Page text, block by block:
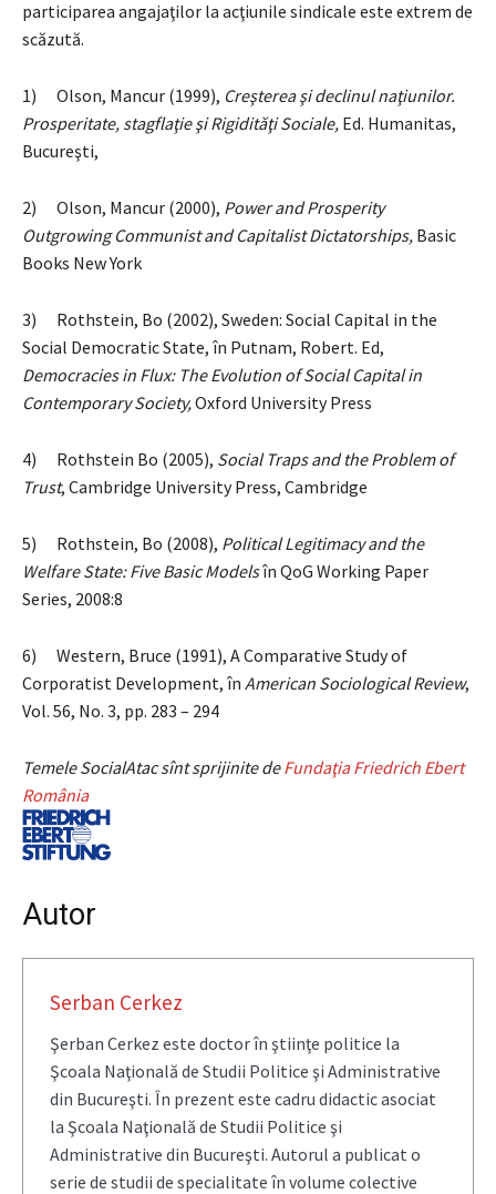
participarea angajaţilor la acţiunile sindicale este extrem de
scăzută.
1) Olson, Mancur (1999), Creşterea şi declinul naţiunilor.
Prosperitate, stagflaţie şi Rigidităţi Sociale, Ed. Humanitas,
Bucureşti,
2) Olson, Mancur (2000), Power and Prosperity
Outgrowing Communist and Capitalist Dictatorships, Basic
Books New York
3) Rothstein, Bo (2002), Sweden: Social Capital in the
Social Democratic State, în Putnam, Robert. Ed,
Democracies in Flux: The Evolution of Social Capital in
Contemporary Society,Oxford University Press
4) Rothstein Bo (2005), Social Traps and the Problem of
Trust, Cambridge University Press, Cambridge
5) Rothstein, Bo (2008), Political Legitimacy and the
Welfare State: Five Basic Modelsîn QoG Working Paper
Series, 2008:8
6) Western, Bruce (1991), A Comparative Study of
Corporatist Development, în American Sociological Review,
Vol. 56, No. 3, pp. 283 – 294
Temele SocialAtac sînt sprijinite deFundaţia Friedrich Ebert
România
Autor
Serban Cerkez
Şerban Cerkez este doctor în ştiinţe politice la
Şcoala Naţională de Studii Politice şi Administrative
din Bucureşti. În prezent este cadru didactic asociat
la Şcoala Naţională de Studii Politice şi
Administrative din Bucureşti. Autorul a publicat o
serie de studii de specialitate în volume colective